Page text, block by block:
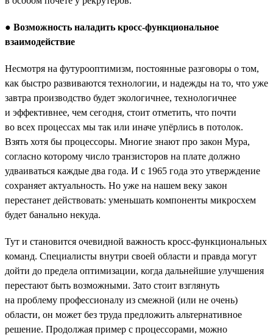
● Возможность наладить кросс-функциональное
взаимодействие
Несмотря на футурооптимизм, постоянные разговоры о том,
как быстро развиваются технологии, и надежды на то, что уже
завтра производство будет экологичнее, технологичнее
и эффективнее, чем сегодня, стоит отметить, что почти
во всех процессах мы так или иначе упёрлись в потолок.
Взять хотя бы процессоры. Многие знают про закон Мура,
согласно которому число транзисторов на плате должно
удваиваться каждые два года. И с 1965 года это утверждение
сохраняет актуальность. Но уже на нашем веку закон
перестанет действовать: уменьшать компоненты микросхем
будет банально некуда.
Тут и становится очевидной важность кросс-функциональных
команд. Специалисты внутри своей области и правда могут
дойти до предела оптимизации, когда дальнейшие улучшения
перестают быть возможными. Зато стоит взглянуть
на проблему профессионалу из смежной (или не очень)
области, он может без труда предложить альтернативное
решение. Продолжая пример с процессорами, можно